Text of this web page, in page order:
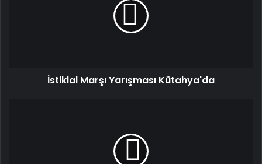
İstiklal Marşı Yarışması Kütahya'da